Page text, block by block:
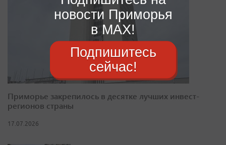
Приморье закрепилось в десятке лучших инвест-
регионов страны
17.07.2026
новости Приморья
в MAX!
Подпишитесь
сейчас!